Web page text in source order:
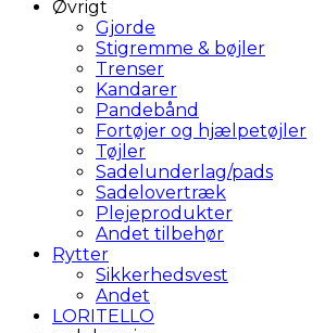
Øvrigt
Gjorde
Stigremme & bøjler
Trenser
Kandarer
Pandebånd
Fortøjer og hjælpetøjler
Tøjler
Sadelunderlag/pads
Sadelovertræk
Plejeprodukter
Andet tilbehør
Rytter
Sikkerhedsvest
Andet
LORITELLO